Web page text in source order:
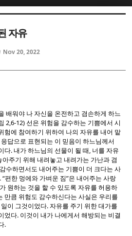
자유
Nov 20, 2022
배워야 나 자신을 온전하고 겸손하게 하느
2,6-12)선은 위험을 감수하는 기쁨에서 시
험에 참여하기 위하여 나의 자유를 내어 맡
답으로 표현되는 이 믿음이 하느님께서
다.내가 하느님의 선물이 될 때 , 너를 자유
아주기 위해 내려놓고 내려가는 가난과 겸
수하면서도 내어주는 기쁨이 더 크다는 사
. “편한 멍에와 가벼운 짐”은 내어주는 사랑
원하는 것을 할 수 있도록 자유를 허용하
만큼 위험도 감수하신다는 사실은 우리를
이 그것이었다.자유를 주기 위한 대가를
었다. 이것이 내가 나에게서 해방되는 비결
.
케치북5
스케치북5
케치북5
스케치북5